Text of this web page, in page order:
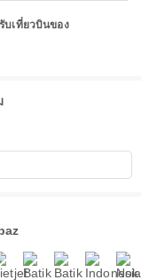
บเที่ยวบินของ